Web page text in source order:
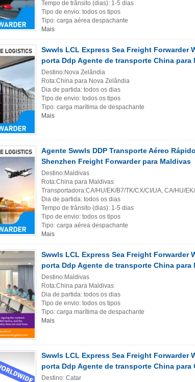
Tempo de trânsito (dias): 1-5 dias
Tipo de envio: todos os tipos
Tipo: carga aérea despachante
Mais
Swwls LCL Express Sea Freight Forwarder
porta Ddp Agente de transporte China para
Destino:Nova Zelândia
Rota:China para Nova Zelândia
Dia de partida: todos os dias
Tipo de envio: todos os tipos
Tipo: carga marítima de despachante
Mais
Agente Swwls DDP Transporte Aéreo
Shenzhen Freight Forwarder para Maldivas
Destino:Maldivas
Rota:China para Maldivas
Transportadora:CA/HU/EK/B7/TK/CX/CI/UA, CA/HU/
Dia de partida: todos os dias
Tempo de trânsito (dias): 1-5 dias
Tipo de envio: todos os tipos
Tipo: carga aérea despachante
Mais
Swwls LCL Express Sea Freight Forwarder
porta Ddp Agente de transporte China para
Destino:Maldivas
Rota:China para Maldivas
Dia de partida: todos os dias
Tipo de envio: todos os tipos
Tipo: carga marítima de despachante
Mais
Swwls LCL Express Sea Freight Forwarder
porta Ddp Agente de transporte China para
Destino: Catar